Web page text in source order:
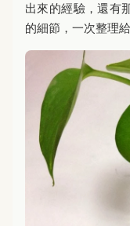
出來的經驗，還有
的細節，一次整理給